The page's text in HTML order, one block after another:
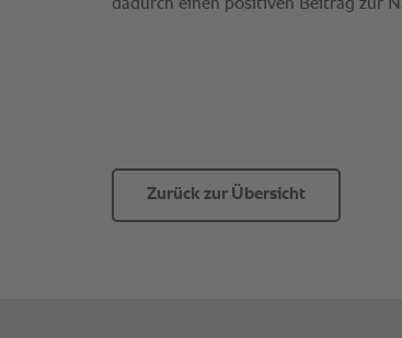
Zurück zur Übersicht